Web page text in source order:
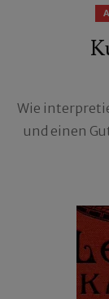
Wie
und einen